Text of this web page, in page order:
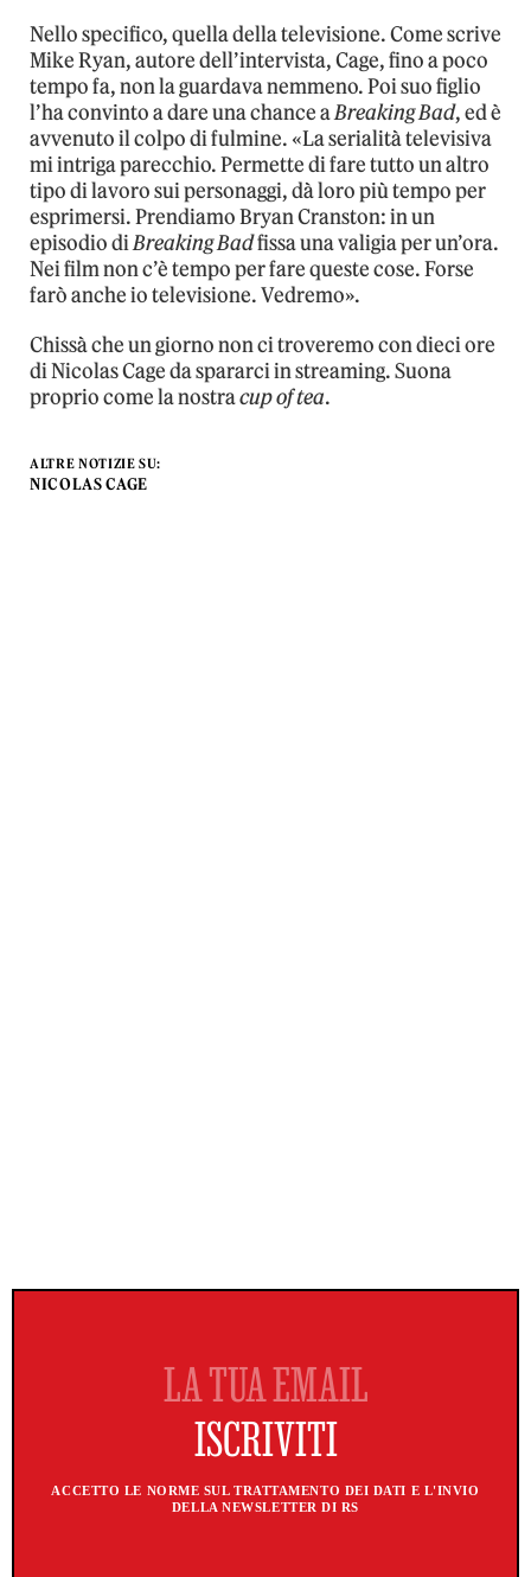
Nello specifico, quella della televisione. Come scrive
Mike Ryan, autore dell’intervista, Cage, fino a poco
tempo fa, non la guardava nemmeno. Poi suo figlio
l’ha convinto a dare una chance aBreaking Bad, ed è
avvenuto il colpo di fulmine. «La serialità televisiva
mi intriga parecchio. Permette di fare tutto un altro
tipo di lavoro sui personaggi, dà loro più tempo per
esprimersi. Prendiamo Bryan Cranston: in un
episodio diBreaking Badfissa una valigia per un’ora.
Nei film non c’è tempo per fare queste cose. Forse
farò anche io televisione. Vedremo».
Chissà che un giorno non ci troveremo con dieci ore
di Nicolas Cage da spararci in streaming. Suona
proprio come la nostracup of tea.
ALTRE NOTIZIE SU:
NICOLAS CAGE
ACCETTO LE NORME SUL TRATTAMENTO DEI DATI E L'INVIO
DELLA NEWSLETTER DI RS